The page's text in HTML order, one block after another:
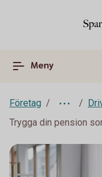
Meny
Företag
Trygga din pension